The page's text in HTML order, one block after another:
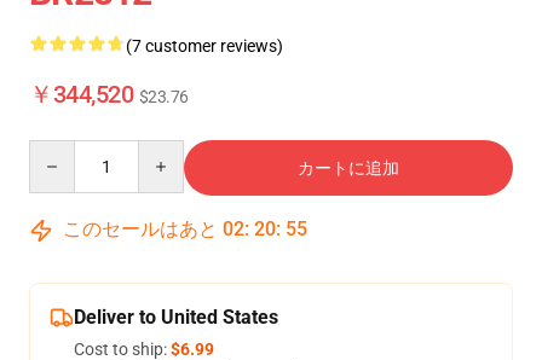
(7 customer reviews)
￥344,520 $23.76
カートに追加
このセールはあと 02: 20: 54
Deliver to United States
Cost to ship:$6.99